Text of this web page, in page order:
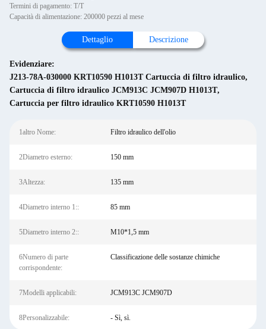
Termini di pagamento: T/T
Capacità di alimentazione: 200000 pezzi al mese
Dettaglio Descrizione
Evidenziare:
J213-78A-030000 KRT10590 H1013T Cartuccia di filtro idraulico,
Cartuccia di filtro idraulico JCM913C JCM907D H1013T,
Cartuccia per filtro idraulico KRT10590 H1013T
1altro Nome: Filtro idraulico dell'olio
2Diametro esterno: 150 mm
3Altezza: 135 mm
4Diametro interno 1:: 85 mm
5Diametro interno 2:: M10*1,5 mm
6Numero di parte
corrispondente:
Classificazione delle sostanze chimiche
7Modelli applicabili: JCM913C JCM907D
8Personalizzabile: - Sì, sì.